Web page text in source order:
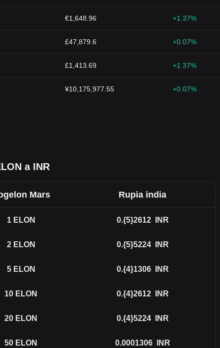
€1,648.96 +1.37%
£47,879.6 +0.07%
£1,413.69 +1.37%
¥10,175,977.55 +0.07%
a INR
Mars Rupia india
1 ELON 0.{5}2612 INR
2 ELON 0.{5}5224 INR
5 ELON 0.{4}1306 INR
10 ELON 0.{4}2612 INR
20 ELON 0.{4}5224 INR
50 ELON 0.0001306 INR